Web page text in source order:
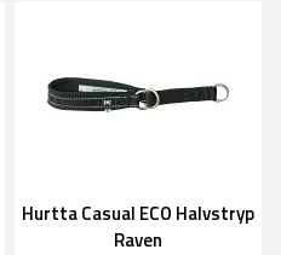
Hurtta Casual ECO Halvstryp
Raven